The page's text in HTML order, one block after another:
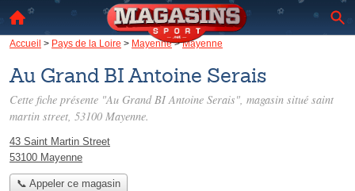
Accueil > Pays de la Loire > Mayenne>Mayenne
Au Grand BI Antoine Serais
Cette fiche présente "Au Grand BI Antoine Serais", magasin situé saint
martin street, 53100 Mayenne.
43 Saint Martin Street
53100 Mayenne
📞 Appeler ce magasin